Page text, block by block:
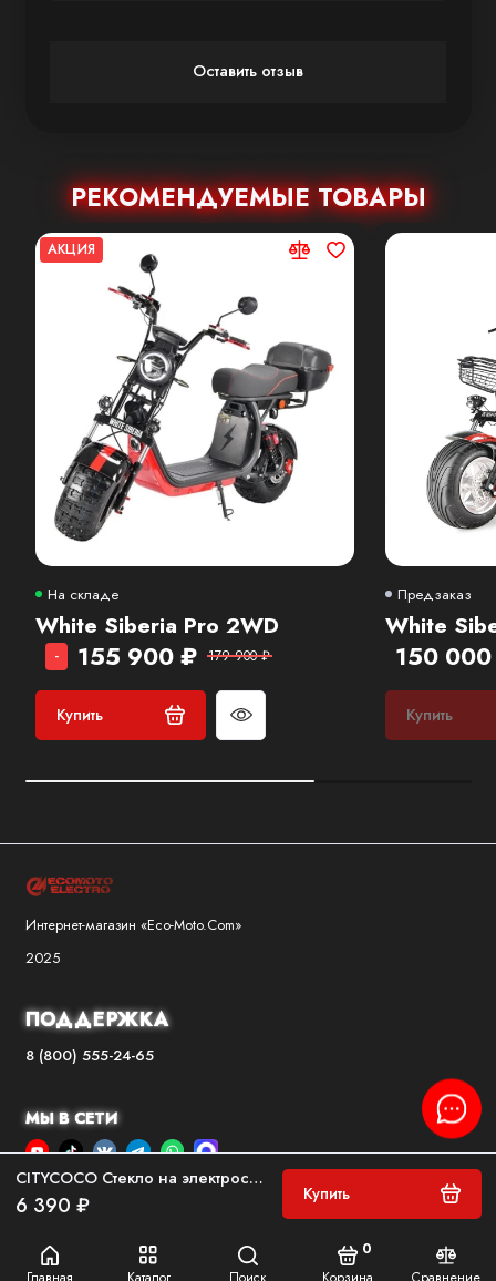
0
CITYCOCO Стекло на электроскутер ветровое 2.0
6 390 ₽ Купить
Оставить отзыв
РЕКОМЕНДУЕМЫЕ ТОВАРЫ
АКЦИЯ
На складе
White Siberia Pro 2WD
- 155 900 ₽ 179 900 ₽
Купить
Предзаказ
150
Купить
Интернет-магазин «Eco-Moto.Com»
2025
ПОДДЕРЖКА
8 (800) 555-24-65
МЫ В СЕТИ